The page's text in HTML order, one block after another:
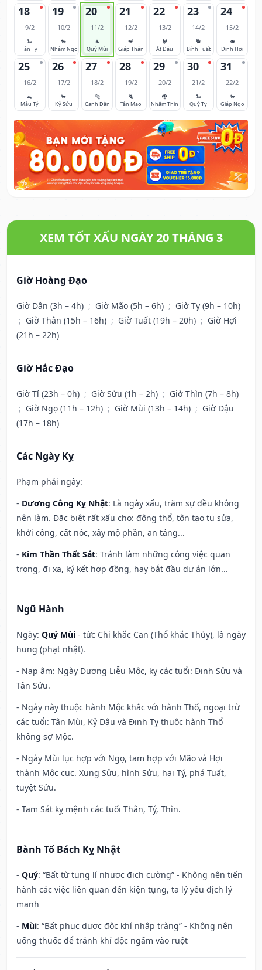
18
9/2
🐍
Tân Tỵ
19
10/2
🐎
Nhâm Ngọ
20
11/2
🐐
Quý Mùi
21
12/2
🐒
Giáp Thân
22
13/2
🐓
Ất Dậu
23
14/2
🐕
Bính Tuất
24
15/2
🐖
Đinh Hợi
25
16/2
🐀
Mậu Tý
26
17/2
🐂
Kỷ Sửu
27
18/2
🐅
Canh Dần
28
19/2
🐈
Tân Mão
29
20/2
🐉
Nhâm Thìn
30
21/2
🐍
Quý Tỵ
31
22/2
🐎
Giáp Ngọ
XEM TỐT XẤU NGÀY 20 THÁNG 3
Giờ Hoàng Đạo
Giờ Dần (3h – 4h) ; Giờ Mão (5h – 6h) ; Giờ Tỵ (9h – 10h)
; Giờ Thân (15h – 16h) ; Giờ Tuất (19h – 20h) ; Giờ Hợi
(21h – 22h)
Giờ Hắc Đạo
Giờ Tí (23h – 0h) ; Giờ Sửu (1h – 2h) ; Giờ Thìn (7h – 8h)
; Giờ Ngọ (11h – 12h) ; Giờ Mùi (13h – 14h) ; Giờ Dậu
(17h – 18h)
Các Ngày Kỵ
Phạm phải ngày:
- Dương Công Kỵ Nhật: Là ngày xấu, trăm sự đều không
nên làm. Đặc biệt rất xấu cho: động thổ, tôn tạo tu sửa,
khởi công, cất nóc, xây mộ phần, an táng...
- Kim Thần Thất Sát: Tránh làm những công việc quan
trọng, đi xa, ký kết hợp đồng, hay bắt đầu dự án lớn...
Ngũ Hành
Ngày: Quý Mùi - tức Chi khắc Can (Thổ khắc Thủy), là ngày
hung (phạt nhật).
- Nạp âm: Ngày Dương Liễu Mộc, kỵ các tuổi: Đinh Sửu và
Tân Sửu.
- Ngày này thuộc hành Mộc khắc với hành Thổ, ngoại trừ
các tuổi: Tân Mùi, Kỷ Dậu và Đinh Tỵ thuộc hành Thổ
không sợ Mộc.
- Ngày Mùi lục hợp với Ngọ, tam hợp với Mão và Hợi
thành Mộc cục. Xung Sửu, hình Sửu, hại Tý, phá Tuất,
tuyệt Sửu.
- Tam Sát kỵ mệnh các tuổi Thân, Tý, Thìn.
Bành Tổ Bách Kỵ Nhật
- Quý: “Bất từ tụng lí nhược địch cường” - Không nên tiến
hành các việc liên quan đến kiện tụng, ta lý yếu địch lý
mạnh
- Mùi: “Bất phục dược độc khí nhập tràng” - Không nên
uống thuốc để tránh khí độc ngấm vào ruột